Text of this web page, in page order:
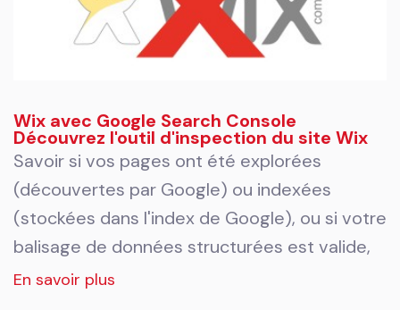
Wix avec Google Search Console
Découvrez l'outil d'inspection du site Wix
Savoir si vos pages ont été explorées
(découvertes par Google) ou indexées
(stockées dans l'index de Google), ou si votre
balisage de données structurées est valide,
En savoir plus